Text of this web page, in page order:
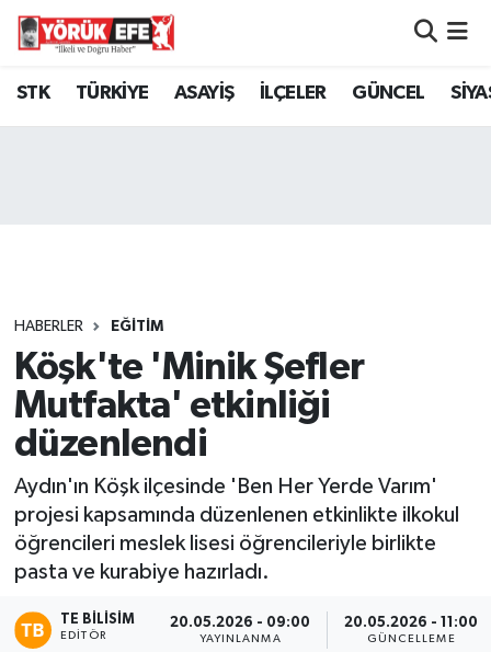
STK TÜRKİYE ASAYİŞ İLÇELER GÜNCEL
HABERLER EĞİTİM
Köşk'te 'Minik Şefler
Mutfakta' etkinliği
düzenlendi
Aydın'ın Köşk ilçesinde 'Ben Her Yerde Varım'
projesi kapsamında düzenlenen etkinlikte ilkokul
öğrencileri meslek lisesi öğrencileriyle birlikte
pasta ve kurabiye hazırladı.
TE BILISIM
EDITÖR
20.05.2026 - 09:00
YAYINLANMA
20.05.2026 - 11:00
GÜNCELLEME
Aydın Nöbetçi Eczaneler
Tüm Manşetler
Son Dakika Haberleri
Haber Arşivi